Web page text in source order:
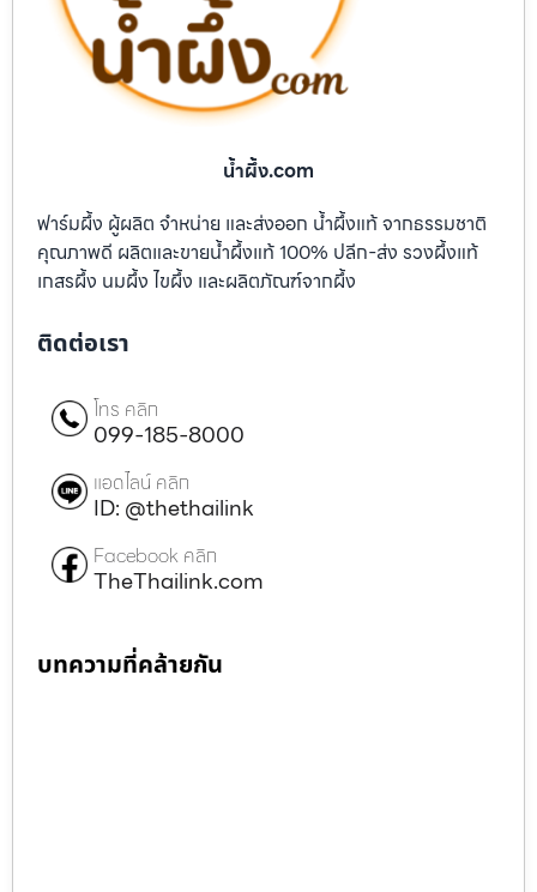
น้ำผึ้ง.com
ฟาร์มผึ้ง ผู้ผลิต จำหน่าย และส่งออก น้ำผึ้งแท้ จากธรรมชาติ
คุณภาพดี ผลิตและขายน้ำผึ้งแท้ 100% ปลีก-ส่ง รวงผึ้งแท้
เกสรผึ้ง นมผึ้ง ไขผึ้ง และผลิตภัณฑ์จากผึ้ง
ติดต่อเรา
โทร คลิก
099-185-8000
แอดไลน์ คลิก
ID: @thethailink
Facebook คลิก
TheThailink.com
บทความที่คล้ายกัน